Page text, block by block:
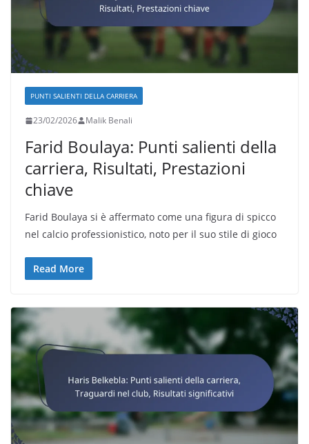
PUNTI SALIENTI DELLA CARRIERA
23/02/2026 Malik Benali
Farid Boulaya: Punti salienti della
carriera, Risultati, Prestazioni
chiave
Farid Boulaya si è affermato come una figura di spicco
nel calcio professionistico, noto per il suo stile di gioco
Read More